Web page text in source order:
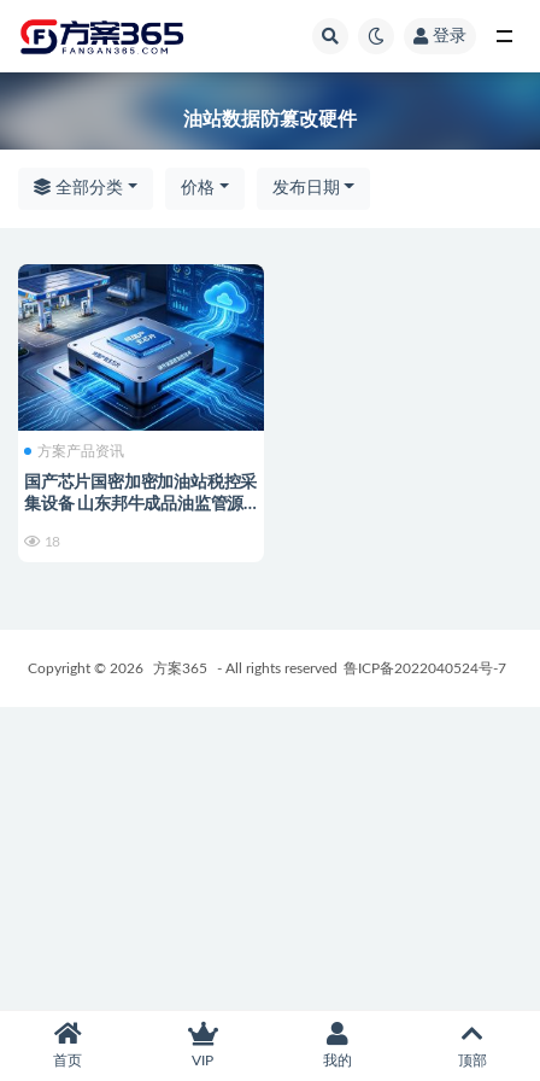
登录
油站数据防篡改硬件
全部分类 价格 发布日期
方案产品资讯
国产芯片国密加密加油站税控采
集设备 山东邦牛成品油监管源
18
Copyright © 2026 方案365 - All rights reserved 鲁ICP备2022040524号-7
首页 VIP 我的 顶部